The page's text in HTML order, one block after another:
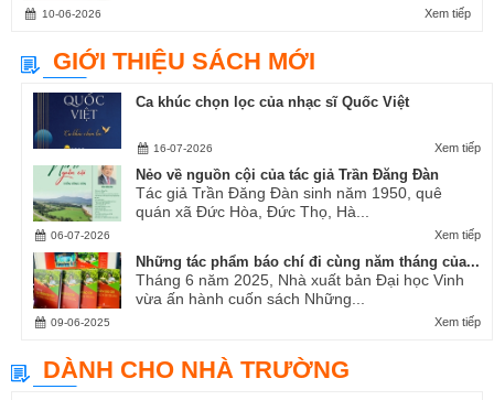
Xem tiếp
10-06-2026
GIỚI THIỆU SÁCH MỚI
Ca khúc chọn lọc của nhạc sĩ Quốc Việt
Xem tiếp
16-07-2026
Nẻo về nguồn cội của tác giả Trần Đăng Đàn
Tác giả Trần Đăng Đàn sinh năm 1950, quê
quán xã Đức Hòa, Đức Thọ, Hà...
Xem tiếp
06-07-2026
Những tác phẩm báo chí đi cùng năm tháng của...
Tháng 6 năm 2025, Nhà xuất bản Đại học Vinh
vừa ấn hành cuốn sách Những...
Xem tiếp
09-06-2025
DÀNH CHO NHÀ TRƯỜNG